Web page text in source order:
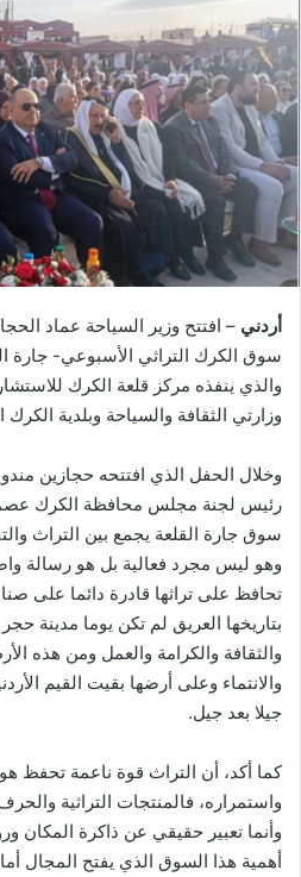
أردني – افتتح وزير السياحة عماد
سوق الكرك التراثي الأسبوعي- جارة
والذي ينفذه مركز قلعة الكرك
وزارتي الثقافة والسياحة وبلدية الكرك
وخلال الحفل الذي افتتحه حجازين
رئيس لجنة مجلس محافظة الكرك
سوق جارة القلعة يجمع بين التراث
وهو ليس مجرد فعالية بل هو رسالة
تحافظ على تراثها قادرة دائما على
بتاريخها العريق لم تكن يوما مدينة
والثقافة والكرامة والعمل ومن هذه
والانتماء وعلى أرضها بقيت القيم
جيلا بعد جيل.
كما أكد، أن التراث قوة ناعمة تحفظ
واستمراره، فالمنتجات التراثية
وأنما تعبير حقيقي عن ذاكرة المكان
أهمية هذا السوق الذي يفتح المجال